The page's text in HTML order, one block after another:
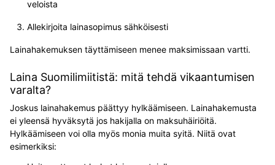
veloista
Allekirjoita lainasopimus sähköisesti
Lainahakemuksen täyttämiseen menee maksimissaan vartti.
Laina Suomilimiitistä: mitä tehdä vikaantumisen
varalta?
Joskus lainahakemus päättyy hylkäämiseen. Lainahakemusta
ei yleensä hyväksytä jos hakijalla on maksuhäiriöitä.
Hylkäämiseen voi olla myös monia muita syitä. Niitä ovat
esimerkiksi: